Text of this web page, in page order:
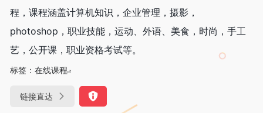
程，课程涵盖计算机知识，企业管理，摄影，
photoshop，职业技能，运动、外语、美食，时尚，手工
艺，公开课，职业资格考试等。
标签： 在线课程
链接直达